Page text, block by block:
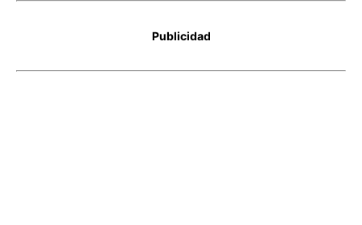
Publicidad